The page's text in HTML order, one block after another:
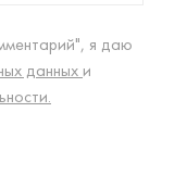
я даю
данных и